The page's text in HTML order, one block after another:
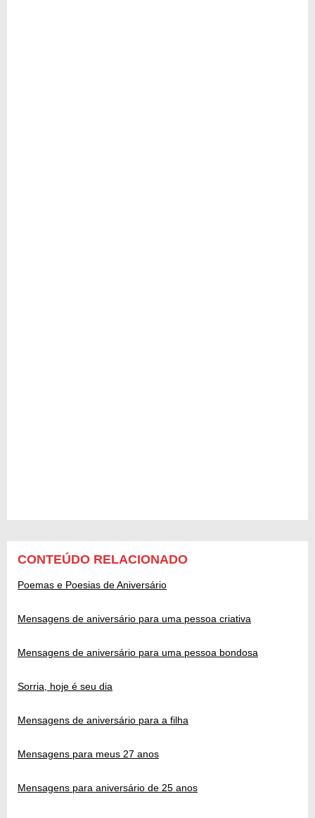
CONTEÚDO RELACIONADO
Poemas e Poesias de Aniversário
Mensagens de aniversário para uma pessoa criativa
Mensagens de aniversário para uma pessoa bondosa
Sorria, hoje é seu dia
Mensagens de aniversário para a filha
Mensagens para meus 27 anos
Mensagens para aniversário de 25 anos